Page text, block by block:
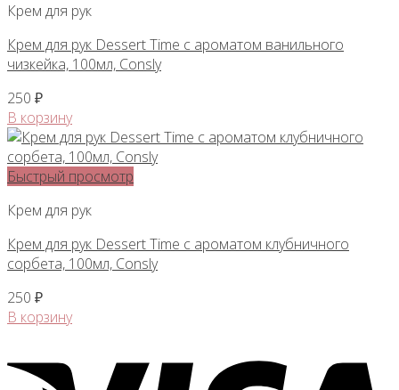
Крем для рук
Крем для рук Dessert Time с ароматом ванильного
чизкейка, 100мл, Consly
250 ₽
В корзину
Быстрый просмотр
Крем для рук
Крем для рук Dessert Time с ароматом клубничного
сорбета, 100мл, Consly
250 ₽
В корзину